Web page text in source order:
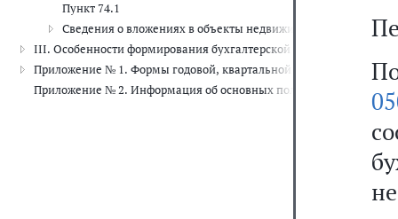
Пункт 74.1
Сведения о вложениях в объекты недвижимого имущества,
III. Особенности формирования бухгалтерской отчетности при
Приложение № 1. Формы годовой, квартальной бухгалтерской
Приложение № 2. Информация об основных положениях учетной